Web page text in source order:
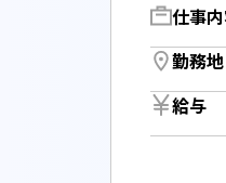
仕事
勤務地
給与